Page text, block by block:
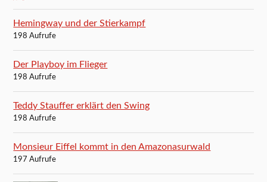
Hemingway und der Stierkampf
198 Aufrufe
Der Playboy im Flieger
198 Aufrufe
Teddy Stauffer erklärt den Swing
198 Aufrufe
Monsieur Eiffel kommt in den Amazonasurwald
197 Aufrufe